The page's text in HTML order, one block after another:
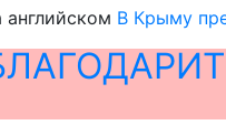
английском В Крыму